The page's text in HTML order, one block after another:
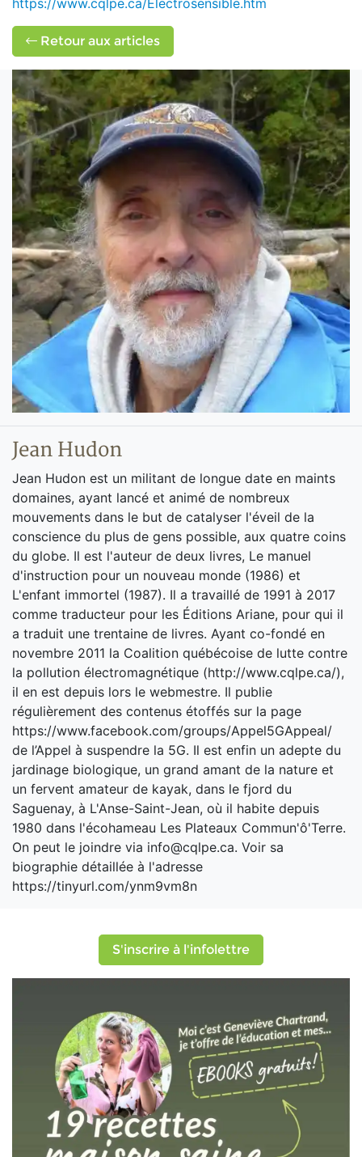
https://www.cqlpe.ca/Electrosensible.htm
Retour aux articles
Jean Hudon
Jean Hudon est un militant de longue date en maints
domaines, ayant lancé et animé de nombreux
mouvements dans le but de catalyser l'éveil de la
conscience du plus de gens possible, aux quatre coins
du globe. Il est l'auteur de deux livres, Le manuel
d'instruction pour un nouveau monde (1986) et
L'enfant immortel (1987). Il a travaillé de 1991 à 2017
comme traducteur pour les Éditions Ariane, pour qui il
a traduit une trentaine de livres. Ayant co-fondé en
novembre 2011 la Coalition québécoise de lutte contre
la pollution électromagnétique (http://www.cqlpe.ca/),
il en est depuis lors le webmestre. Il publie
régulièrement des contenus étoffés sur la page
https://www.facebook.com/groups/Appel5GAppeal/
de l’Appel à suspendre la 5G. Il est enfin un adepte du
jardinage biologique, un grand amant de la nature et
un fervent amateur de kayak, dans le fjord du
Saguenay, à L'Anse-Saint-Jean, où il habite depuis
1980 dans l'écohameau Les Plateaux Commun'ô'Terre.
On peut le joindre via info@cqlpe.ca. Voir sa
biographie détaillée à l'adresse
https://tinyurl.com/ynm9vm8n
S'inscrire à l'infolettre